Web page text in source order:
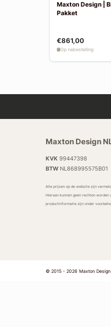
Maxton Design |
Pakket
€861,00
Op nabestelling
Maxton Design
KVK 99447398
BTWNL868995575B01
Alle prijzen op de website zijn
Hieraan kunnen geen rechten worden
productinformatie zijn onder
© 2015 - 2026 Maxton Design